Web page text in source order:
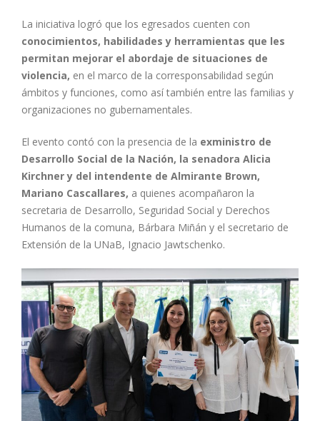
La iniciativa logró que los egresados cuenten con
conocimientos, habilidades y herramientas que les
permitan mejorar el abordaje de situaciones de
violencia, en el marco de la corresponsabilidad según
ámbitos y funciones, como así también entre las familias y
organizaciones no gubernamentales.
El evento contó con la presencia de la exministro de
Desarrollo Social de la Nación, la senadora Alicia
Kirchner y del intendente de Almirante Brown,
Mariano Cascallares, a quienes acompañaron la
secretaria de Desarrollo, Seguridad Social y Derechos
Humanos de la comuna, Bárbara Miñán y el secretario de
Extensión de la UNaB, Ignacio Jawtschenko.